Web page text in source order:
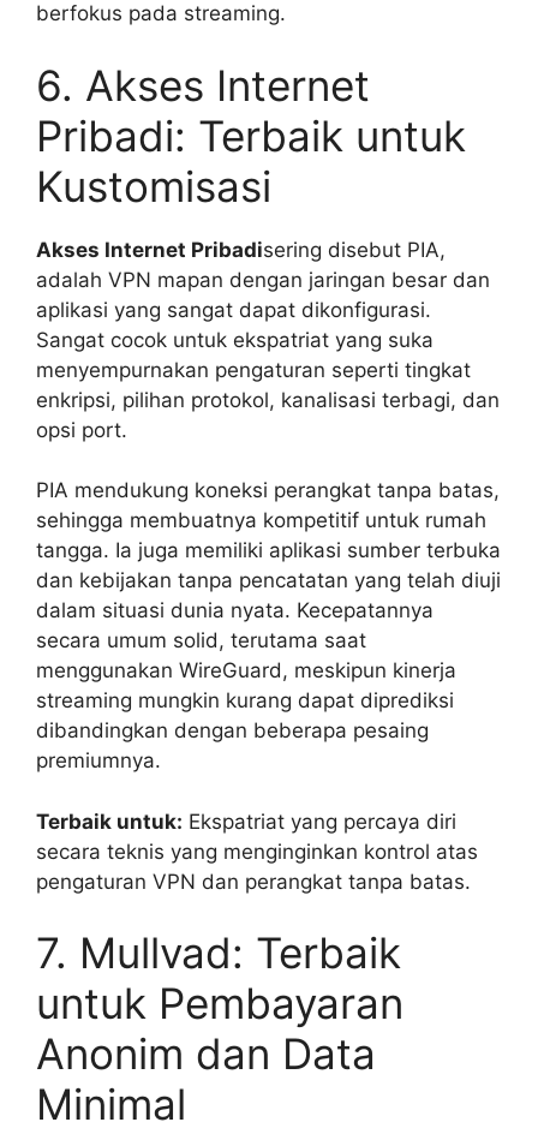
berfokus pada streaming.
6. Akses Internet
Pribadi: Terbaik untuk
Kustomisasi
Akses Internet Pribadisering disebut PIA,
adalah VPN mapan dengan jaringan besar dan
aplikasi yang sangat dapat dikonfigurasi.
Sangat cocok untuk ekspatriat yang suka
menyempurnakan pengaturan seperti tingkat
enkripsi, pilihan protokol, kanalisasi terbagi, dan
opsi port.
PIA mendukung koneksi perangkat tanpa batas,
sehingga membuatnya kompetitif untuk rumah
tangga. Ia juga memiliki aplikasi sumber terbuka
dan kebijakan tanpa pencatatan yang telah diuji
dalam situasi dunia nyata. Kecepatannya
secara umum solid, terutama saat
menggunakan WireGuard, meskipun kinerja
streaming mungkin kurang dapat diprediksi
dibandingkan dengan beberapa pesaing
premiumnya.
Terbaik untuk: Ekspatriat yang percaya diri
secara teknis yang menginginkan kontrol atas
pengaturan VPN dan perangkat tanpa batas.
7. Mullvad: Terbaik
untuk Pembayaran
Anonim dan Data
Minimal